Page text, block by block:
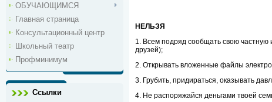
ОБУЧАЮЩИМСЯ
Главная страница
Консультационный центр
Школьный театр
Профминимум
Ссылки
НЕЛЬЗЯ
1. Всем подряд сообщать свою
друзей);
2. Открывать вложенные файлы
3. Грубить, придираться, оказывать
4. Не распоряжайся деньгами твоей